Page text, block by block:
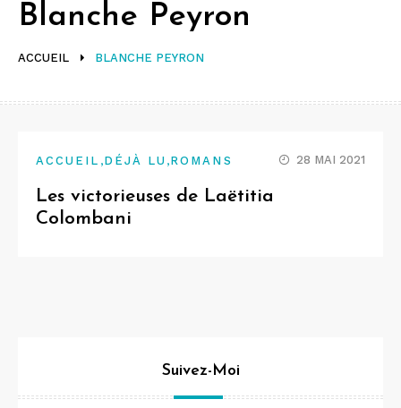
ACCUEIL BLANCHE PEYRON
Blanche Peyron
ACCUEIL ,DÉJÀ LU ,ROMANS 28 MAI 2021
Les victorieuses de Laëtitia
Colombani
Suivez-Moi